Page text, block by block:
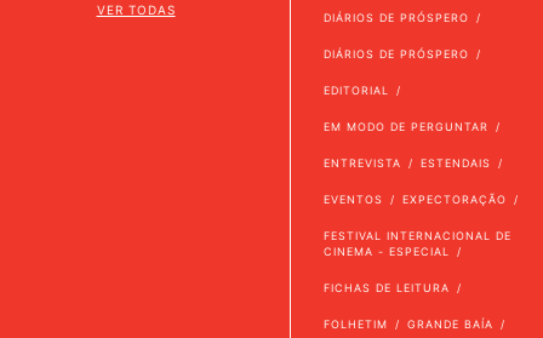
VER TODAS
DIÁRIOS DE PRÓSPERO
DIÁRIOS DE PRÓSPERO
EDITORIAL
EM MODO DE PERGUNTAR
ENTREVISTA ESTENDAIS
EVENTOS EXPECTORAÇÃO
FESTIVAL INTERNACIONAL DE
CINEMA - ESPECIAL
FICHAS DE LEITURA
FOLHETIM GRANDE BAÍA